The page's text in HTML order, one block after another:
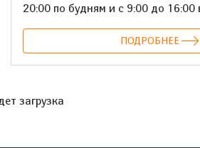
20:00 по будням и с 9:00 до
ПОДРОБНЕЕ
загрузка